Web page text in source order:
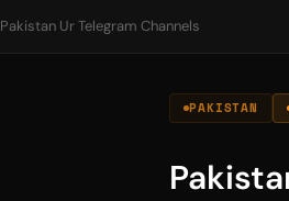
Pakistan Ur Telegram Channels
PAKISTAN